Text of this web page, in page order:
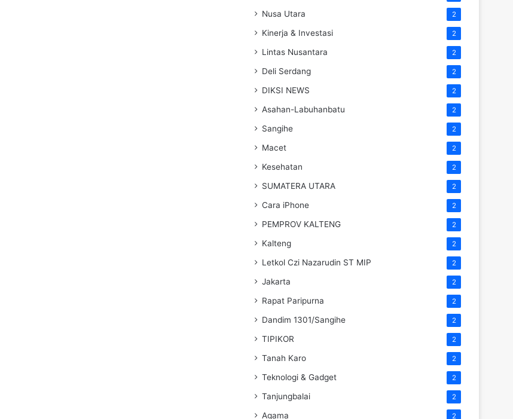
Nusa Utara 2
Kinerja & Investasi 2
Lintas Nusantara 2
Deli Serdang 2
DIKSI NEWS 2
Asahan-Labuhanbatu 2
Sangihe 2
Macet 2
Kesehatan 2
SUMATERA UTARA 2
Cara iPhone 2
PEMPROV KALTENG 2
Kalteng 2
Letkol Czi Nazarudin ST MIP 2
Jakarta 2
Rapat Paripurna 2
Dandim 1301/Sangihe 2
TIPIKOR 2
Tanah Karo 2
Teknologi & Gadget 2
Tanjungbalai 2
Agama 2